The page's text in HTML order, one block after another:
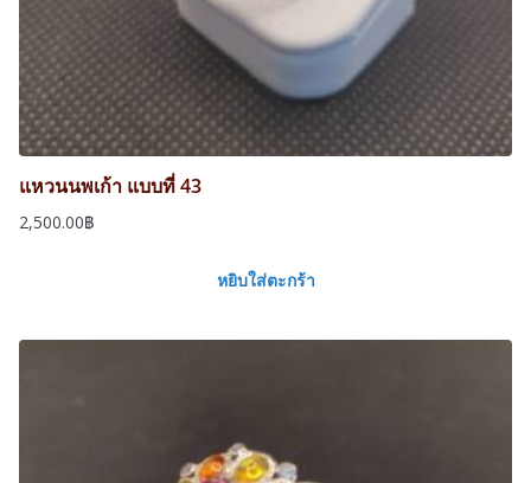
แหวนนพเก้า แบบที่ 43
2,500.00฿
หยิบใส่ตะกร้า